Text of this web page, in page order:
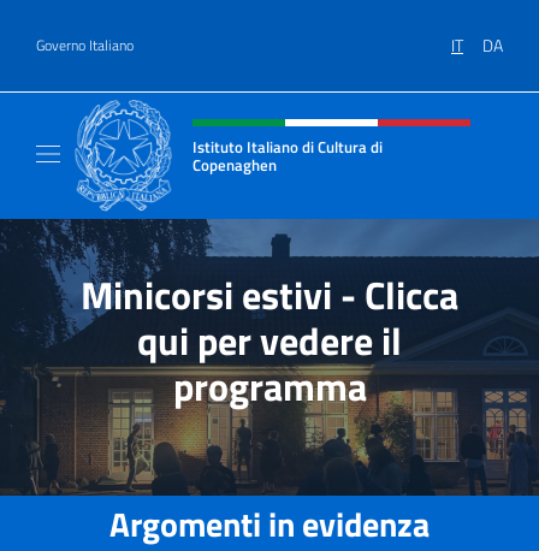
Governo Italiano IT DA
Intestazione sito, social e menù
Istituto Italiano di Cultura di
Copenaghen
Minicorsi estivi - Clicca
qui per vedere il
programma
Argomenti in evidenza